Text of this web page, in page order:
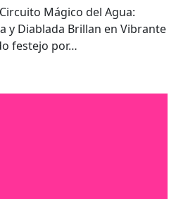
Mágico del Agua:
y Diablada Brillan en Vibrante
festejo por…